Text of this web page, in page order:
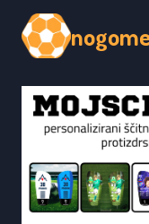
content